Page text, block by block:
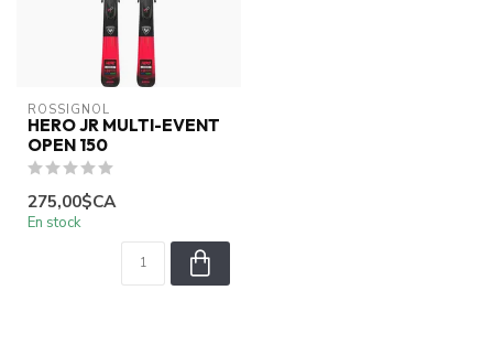
ROSSIGNOL
HERO JR MULTI-EVENT
OPEN 150
275,00$CA
En stock